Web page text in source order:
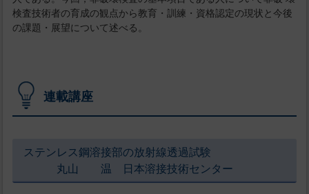
検査技術者の育成の観点から教育・訓練・資格認定の現状と今後
の課題・展望について述べる。
連載講座
ステンレス鋼溶接部の放射線透過試験
丸山 温 日本溶接技術センター